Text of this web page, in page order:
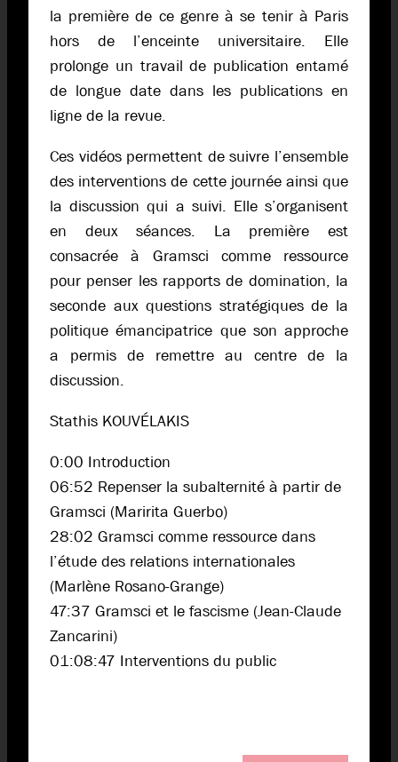
la première de ce genre à se tenir à Paris
hors de l’enceinte universitaire. Elle
prolonge un travail de publication entamé
de longue date dans les publications en
ligne de la revue.
Ces vidéos permettent de suivre l’ensemble
des interventions de cette journée ainsi que
la discussion qui a suivi. Elle s’organisent
en deux séances. La première est
consacrée à Gramsci comme ressource
pour penser les rapports de domination, la
seconde aux questions stratégiques de la
politique émancipatrice que son approche
a permis de remettre au centre de la
discussion.
Stathis KOUVÉLAKIS
0:00 Introduction
06:52 Repenser la subalternité à partir de
Gramsci (Maririta Guerbo)
28:02 Gramsci comme ressource dans
l’étude des relations internationales
(Marlène Rosano-Grange)
47:37 Gramsci et le fascisme (Jean-Claude
Zancarini)
01:08:47 Interventions du public